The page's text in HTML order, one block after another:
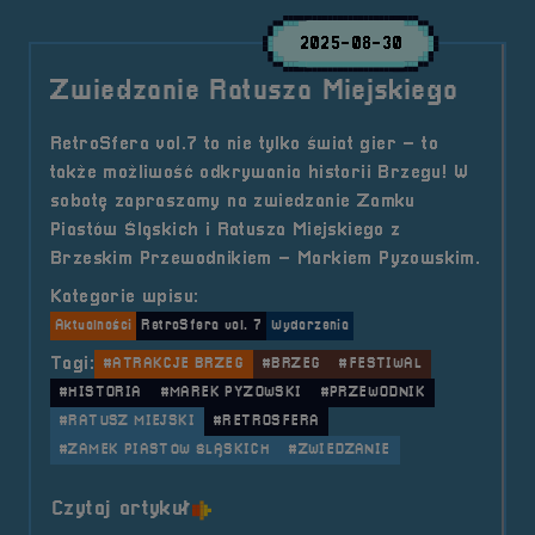
2025-08-30
Zwiedzanie Ratusza Miejskiego
RetroSfera vol.7 to nie tylko świat gier – to
także możliwość odkrywania historii Brzegu! W
sobotę zapraszamy na zwiedzanie Zamku
Piastów Śląskich i Ratusza Miejskiego z
Brzeskim Przewodnikiem – Markiem Pyzowskim.
Kategorie wpisu:
Aktualności RetroSfera vol. 7 Wydarzenia
Tagi: #ATRAKCJE BRZEG #BRZEG
#FESTIWAL
#HISTORIA
#MAREK PYZOWSKI
#PRZEWODNIK
#RATUSZ MIEJSKI
#RETROSFERA
#ZAMEK PIASTÓW ŚLĄSKICH
#ZWIEDZANIE
Czytaj artykuło tytule Zwiedzanie Ratusza